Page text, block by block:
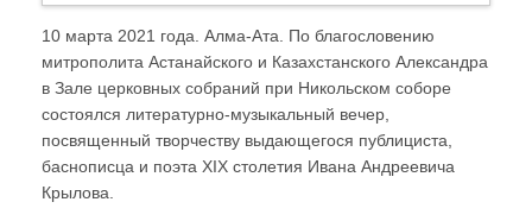
10 марта 2021 года. Алма-Ата. По благословению
митрополита Астанайского и Казахстанского Александра
в Зале церковных собраний при Никольском соборе
состоялся литературно-музыкальный вечер,
посвященный творчеству выдающегося публициста,
баснописца и поэта XIX столетия Ивана Андреевича
Крылова.